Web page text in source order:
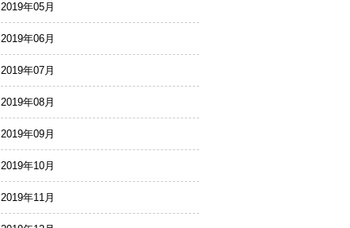
2019年05月
2019年06月
2019年07月
2019年08月
2019年09月
2019年10月
2019年11月